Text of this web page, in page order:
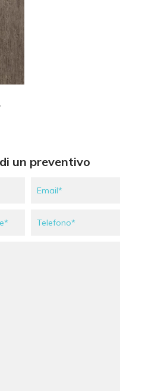
un preventivo